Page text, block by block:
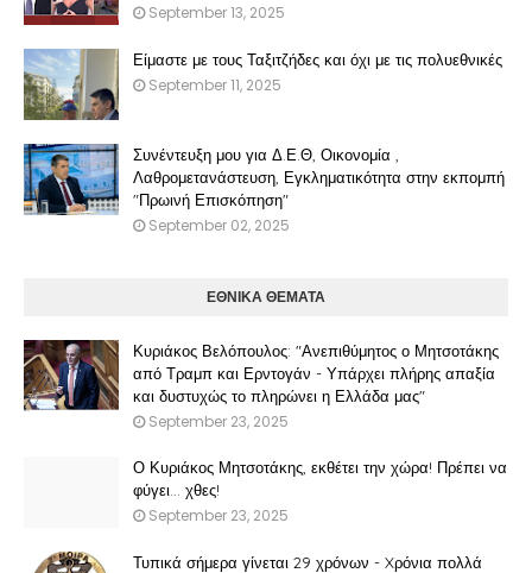
September 13, 2025
Είμαστε με τους Ταξιτζήδες και όχι με τις πολυεθνικές
September 11, 2025
Συνέντευξη μου για Δ.Ε.Θ, Οικονομία ,
Λαθρομετανάστευση, Εγκληματικότητα στην εκπομπή
"Πρωινή Επισκόπηση"
September 02, 2025
ΕΘΝΙΚΑ ΘΕΜΑΤΑ
Κυριάκος Βελόπουλος: "Ανεπιθύμητος ο Μητσοτάκης
από Τραμπ και Ερντογάν - Υπάρχει πλήρης απαξία
και δυστυχώς το πληρώνει η Ελλάδα μας"
September 23, 2025
Ο Κυριάκος Μητσοτάκης, εκθέτει την χώρα! Πρέπει να
φύγει… χθες!
September 23, 2025
Τυπικά σήμερα γίνεται 29 χρόνων - Xρόνια πολλά